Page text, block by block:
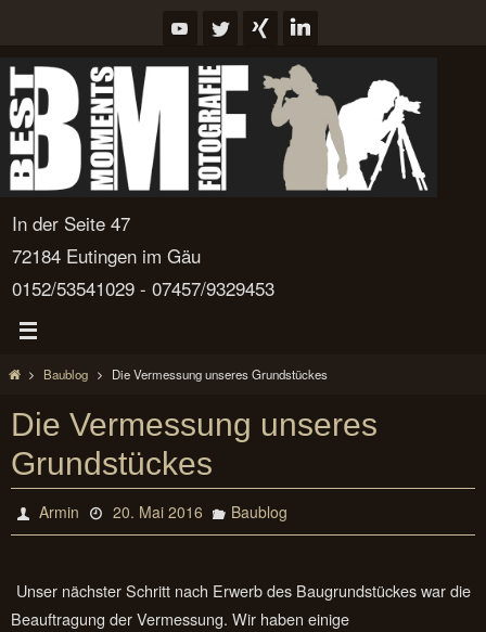
springen
In der Seite 47
72184 Eutingen im Gäu
0152/53541029 - 07457/9329453
StartBaublog Die Vermessung unseres Grundstückes
Die Vermessung unseres
Grundstückes
Armin 20. Mai 2016 Baublog
Unser nächster Schritt nach Erwerb des Baugrundstückes war die
Beauftragung der Vermessung. Wir haben einige